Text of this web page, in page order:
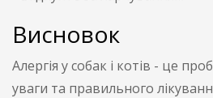
Висновок
Алергія у собак і котів - це
уваги та правильного